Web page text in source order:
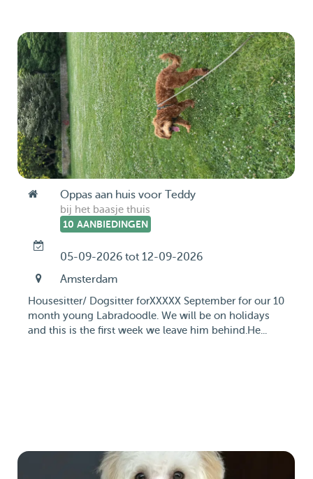
Oppas aan huis voor Teddy
bij het baasje thuis
10 AANBIEDINGEN
05-09-2026 tot 12-09-2026
Amsterdam
Housesitter/ Dogsitter forXXXXX September for our 10
month young Labradoodle. We will be on holidays
and this is the first week we leave him behind.He...